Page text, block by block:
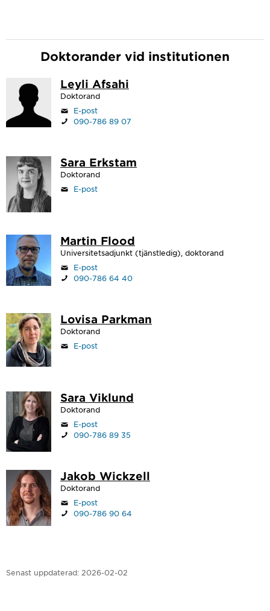
Doktorander vid institutionen
Leyli Afsahi
Doktorand
E-post
090-786 89 07
Sara Erkstam
Doktorand
E-post
Martin Flood
Universitetsadjunkt (tjänstledig), doktorand
E-post
090-786 64 40
Lovisa Parkman
Doktorand
E-post
Sara Viklund
Doktorand
E-post
090-786 89 35
Jakob Wickzell
Doktorand
E-post
090-786 90 64
Senast uppdaterad: 2026-02-02